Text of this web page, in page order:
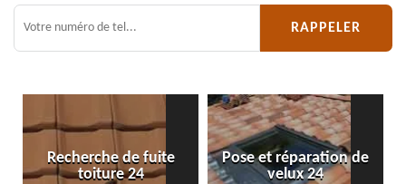
Recherche de fuite
toiture 24
Pose et réparation de
velux 24